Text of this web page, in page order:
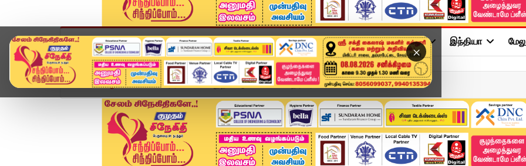
×
முகப்பு விளையாட்டு அண்மை தமிழ்நாடு சினிமா அரசியல் விளையாட்டு இந்தியா
Home ஆன்மிகம் மகர ராசி 2026 புத்தாண்டுப் பலன்கள்: எதிர்பார்ப்...